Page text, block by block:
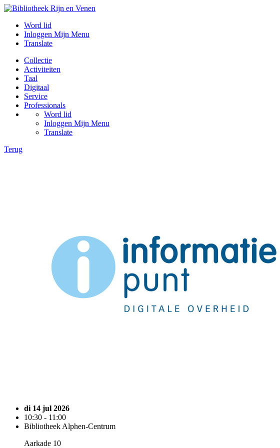
Word lid
Inloggen Mijn Menu
Translate
Collectie
Activiteiten
Taal
Digitaal
Service
Professionals
Word lid
Inloggen Mijn Menu
Translate
Terug
di 14 jul 2026
10:30 - 11:00
Bibliotheek Alphen-Centrum
Aarkade 10